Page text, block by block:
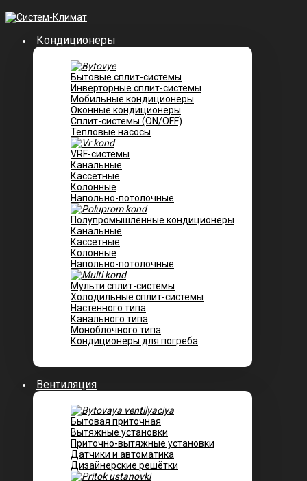
Кондиционеры
Бытовые сплит-системы
Инверторные сплит-системы
Мобильные кондиционеры
Оконные кондиционеры
Сплит-системы (ON/OFF)
Тепловые насосы
VRF-системы
Канальные
Касcетные
Колонные
Напольно-потолочные
Полупромышленные кондиционеры
Канальные
Кассетные
Колонные
Напольно-потолочные
Мульти сплит-системы
Холодильные сплит-системы
Настенного типа
Канального типа
Моноблочного типа
Кондиционеры для погреба
Вентиляция
Бытовая приточная
Вытяжные установки
Приточно-вытяжные установки
Датчики и автоматика
Дизайнерские решётки